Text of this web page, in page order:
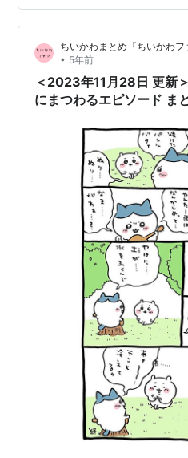
うです。 アコギはクラシッ
て音が出にくいです。 貸し
し高いので、弦交換して貰っ
すくなる？ 考えの甘い私は
弦を張り替え…
ちいかわまとめ『ちいかわ
• 5年前
＜2023年11月28日 更新
にまつわるエピソード ま
【テーマ別】